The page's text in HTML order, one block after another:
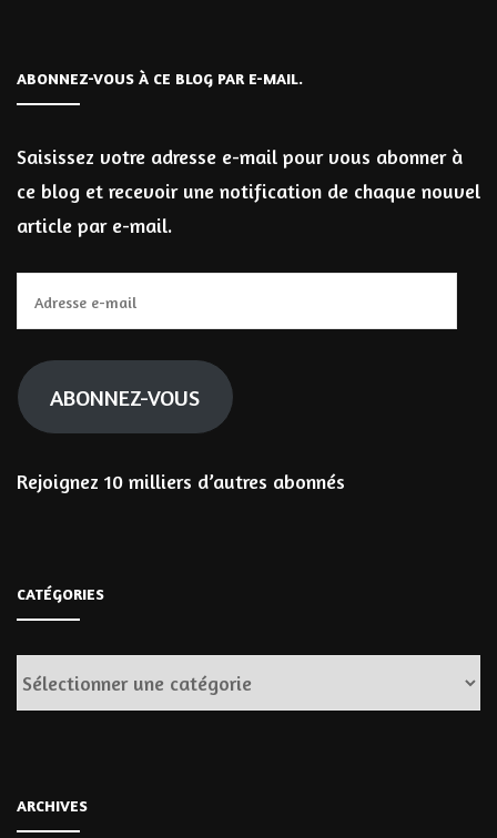
ABONNEZ-VOUS À CE BLOG PAR E-MAIL.
Saisissez votre adresse e-mail pour vous abonner à
ce blog et recevoir une notification de chaque nouvel
article par e-mail.
e-
mail
ABONNEZ-VOUS
Rejoignez 10 milliers d’autres abonnés
CATÉGORIES
Catégories
ARCHIVES